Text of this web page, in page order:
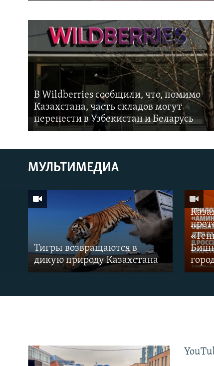
В Wildberries сообщили, что, помимо
Казахстана, часть складов могут
перенести в Узбекистан и Беларусь
МУЛЬТИМЕДИА
Тигры возвращаются в
дикую природу Казахстана